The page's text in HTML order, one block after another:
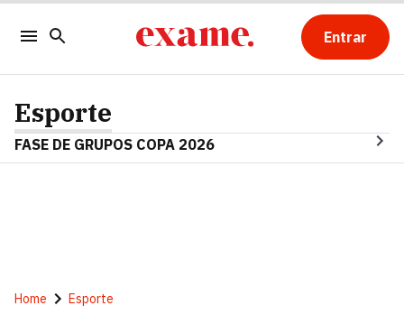
Entrar
Esporte
FASE DE GRUPOS COPA 2026
Home Esporte